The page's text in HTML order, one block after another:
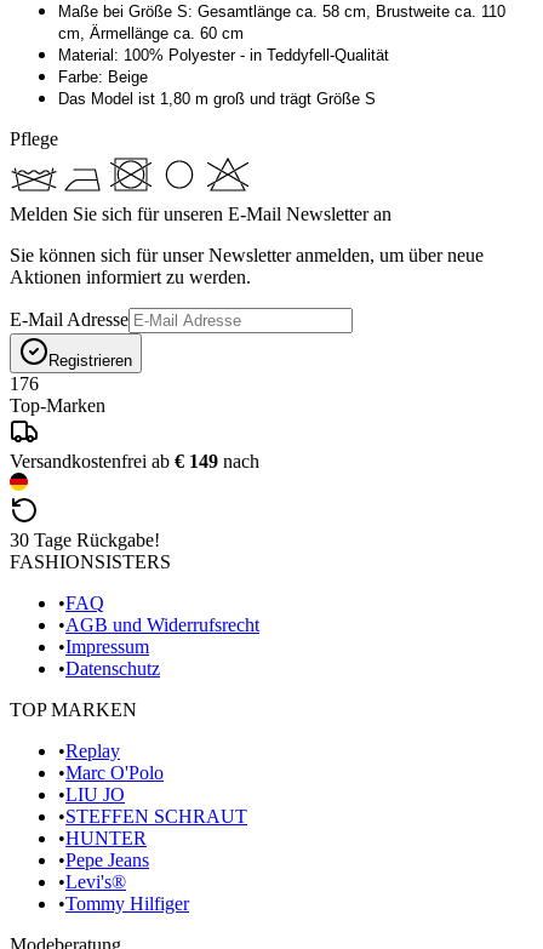
Maße bei Größe S: Gesamtlänge ca. 58 cm, Brustweite ca. 110
cm, Ärmellänge ca. 60 cm
Material: 100% Polyester - in Teddyfell-Qualität
Farbe: Beige
Das Model ist 1,80 m groß und trägt Größe S
Pflege
Melden Sie sich für unseren E-Mail Newsletter an
Sie können sich für unser Newsletter anmelden, um über neue
Aktionen informiert zu werden.
E-Mail Adresse
Registrieren
176
Top-Marken
Versandkostenfrei ab € 149 nach
30 Tage Rückgabe!
FASHIONSISTERS
•FAQ
•AGB und Widerrufsrecht
•Impressum
•Datenschutz
TOP MARKEN
•Replay
•Marc O'Polo
•LIU JO
•STEFFEN SCHRAUT
•HUNTER
•Pepe Jeans
•Levi's®
•Tommy Hilfiger
Modeberatung